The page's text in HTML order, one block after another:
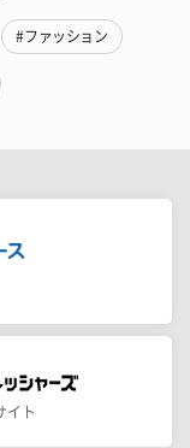
#ファッション
イト